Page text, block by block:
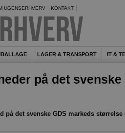
UGENSERHVERV KONTAKT
LAGER & TRANSPORT IT &
på det svenske
på det svenske GDS markeds størrelse